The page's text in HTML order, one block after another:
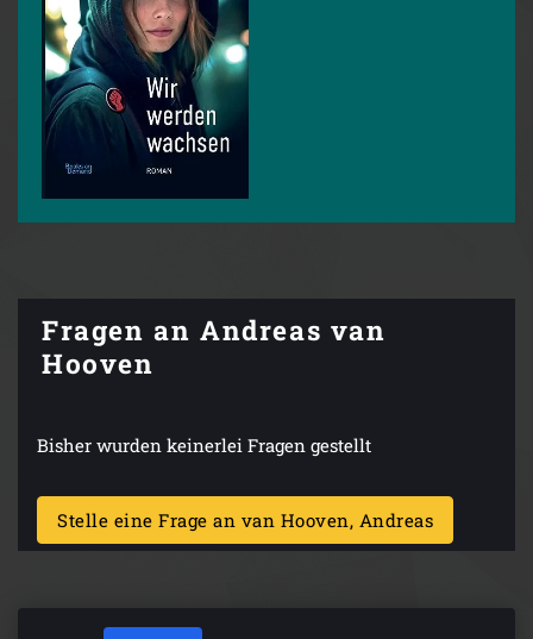
Fragen an Andreas van
Hooven
Bisher wurden keinerlei Fragen gestellt
Stelle eine Frage an van Hooven, Andreas